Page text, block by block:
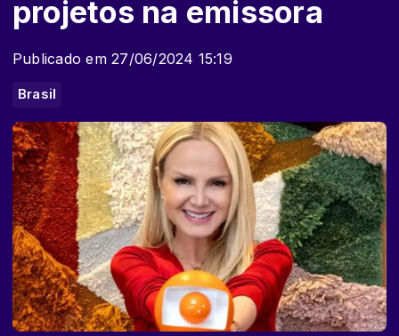
projetos na emissora
Publicado em 27/06/2024 15:19
Brasil